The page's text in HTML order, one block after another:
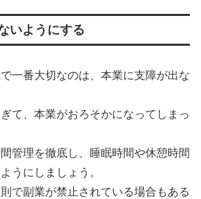
いようにする
一番大切なのは、本業に支障が出な
て、本業がおろそかになってしまっ
管理を徹底し、睡眠時間や休憩時間
うにしましょう。
で副業が禁止されている場合もある